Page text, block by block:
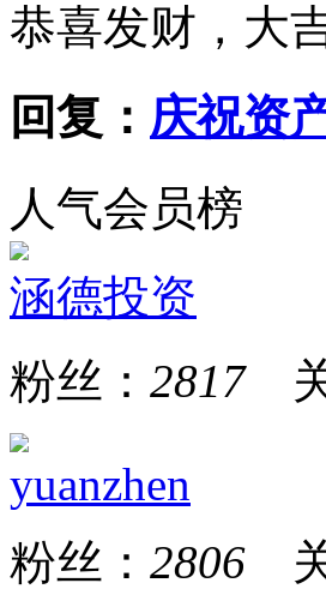
恭喜发财，大
回复： 庆祝资
人气会员榜
涵德投资
粉丝： 2817关
yuanzhen
粉丝： 2806